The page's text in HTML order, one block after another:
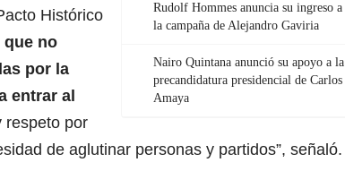
Rudolf Hommes anuncia su ingreso a
la campaña de Alejandro Gaviria
Nairo Quintana anunció su apoyo a la
precandidatura presidencial de Carlos
Amaya
Histórico
que no
por la
entrar al
respeto por
de aglutinar personas y partidos”, señaló.